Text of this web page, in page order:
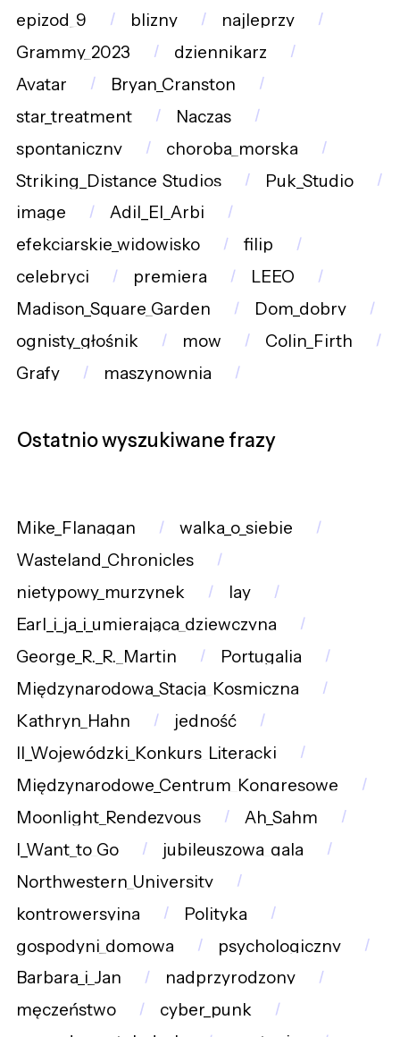
epizod_9 blizny
najleprzy
Grammy_2023
dziennikarz
Avatar
Bryan_Cranston
star_treatment
Naczas
spontaniczny
choroba_morska
Striking_Distance_Studios
Puk_Studio
image
Adil_El_Arbi
efekciarskie_widowisko
filip
celebryci
premiera
LEEO
Madison_Square_Garden
Dom_dobry
ognisty_głośnik
mow
Colin_Firth
Grafy
maszynownia
Ostatnio wyszukiwane frazy
Mike_Flanagan
walka_o_siebie
Wasteland_Chronicles
nietypowy_murzynek
lay
Earl_i_ja_i_umierająca_dziewczyna
George_R._R._Martin
Portugalia
Międzynarodowa_Stacja_Kosmiczna
Kathryn_Hahn
jedność
II_Wojewódzki_Konkurs_Literacki
Międzynarodowe_Centrum_Kongresowe
Moonlight_Rendezvous
Ah_Sahm
I_Want_to_Go
jubileuszowa_gala
Northwestern_University
kontrowersyjna
Polityka
gospodyni_domowa
psychologiczny
Barbara_i_Jan
nadprzyrodzony
męczeństwo
cyber_punk